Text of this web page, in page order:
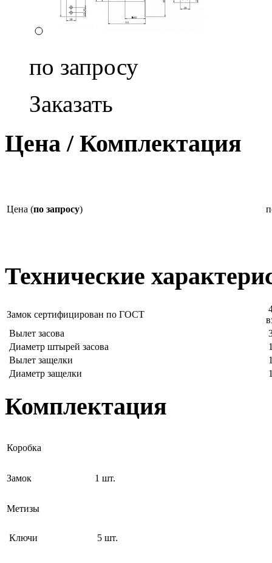
по запросу
Заказать
Цена / Комплектация
Цена (по запросу)
Технические
Замок сертифицирован по ГОСТ
Вылет засова
Диаметр штырей засова
Вылет защелки
Диаметр защелки
Комплектация
Коробка
Замок 1 шт.
Метизы
Ключи 5 шт.